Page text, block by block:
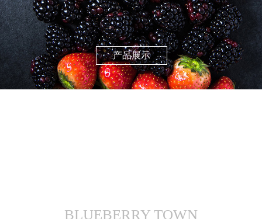
产品展示
BLUEBERRY TOWN